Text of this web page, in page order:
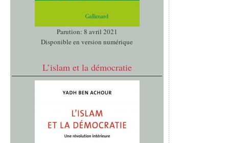
Parution: 8 avril 2021
Disponible en version numérique
L’islam et la démocratie